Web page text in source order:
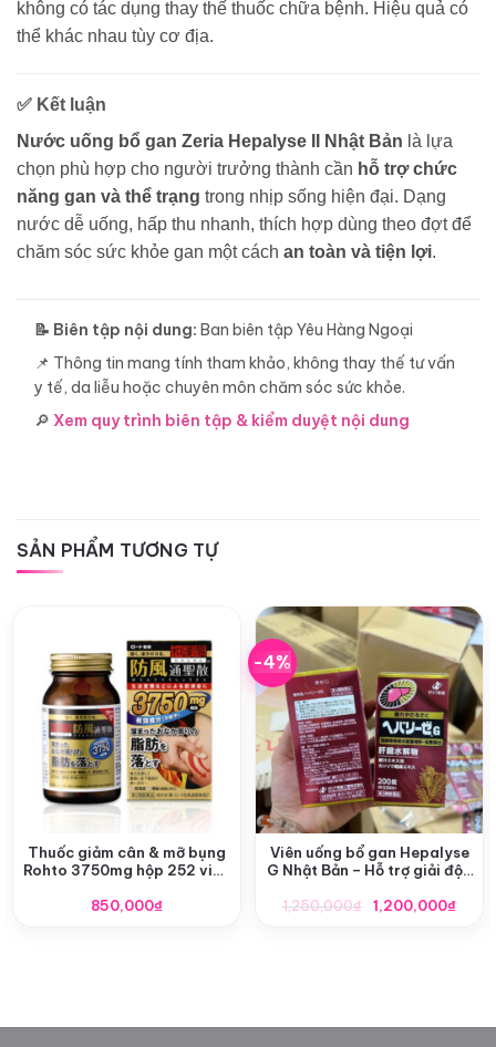
không có tác dụng thay thế thuốc chữa bệnh. Hiệu quả có
thể khác nhau tùy cơ địa.
✅ Kết luận
Nước uống bổ gan Zeria Hepalyse II Nhật Bản là lựa
chọn phù hợp cho người trưởng thành cần hỗ trợ chức
năng gan và thể trạng trong nhịp sống hiện đại. Dạng
nước dễ uống, hấp thu nhanh, thích hợp dùng theo đợt để
chăm sóc sức khỏe gan một cách an toàn và tiện lợi.
📝 Biên tập nội dung: Ban biên tập Yêu Hàng Ngoại
📌 Thông tin mang tính tham khảo, không thay thế tư vấn
y tế, da liễu hoặc chuyên môn chăm sóc sức khỏe.
🔎 Xem quy trình biên tập & kiểm duyệt nội dung
SẢN PHẨM TƯƠNG TỰ
Thuốc giảm cân & mỡ bụng
Rohto 3750mg hộp 252 viên
850,000₫
-4%
Viên uống bổ gan Hepalyse
G Nhật Bản – Hỗ trợ giải độc
1,250,000₫
Giá
1,200,000₫Giá